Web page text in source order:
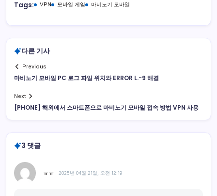
Tags: VPN 모바일 게임 마비노기 모바일
다른 기사
Previous
마비노기 모바일 PC 로그 파일 위치와 ERROR L.-9 해결
Next
[PHONE] 해외에서 스마트폰으로 마비노기 모바일 접속 방법 VPN 사용
3 댓글
ㅠㅠ 2025년 04월 21일, 오전 12:19